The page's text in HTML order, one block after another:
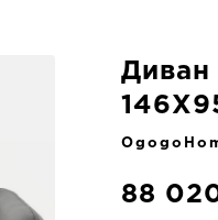
Диван
88